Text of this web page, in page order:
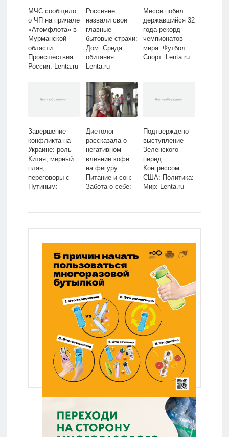
МЧС сообщило
о ЧП на причале
«Атомфлота» в
Мурманской
области:
Происшествия:
Россия: Lenta.ru
Россияне
назвали свои
главные
бытовые страхи:
Дом: Среда
обитания:
Lenta.ru
Месси побил
державшийся 32
года рекорд
чемпионатов
мира: Футбол:
Спорт: Lenta.ru
Завершение
конфликта на
Украине: роль
Китая, мирный
план,
переговоры с
Путиным:
Диетолог
рассказала о
негативном
влиянии кофе
на фигуру:
Питание и сон:
Забота о себе:
Подтверждено
выступление
Зеленского
перед
Конгрессом
США: Политика:
Мир: Lenta.ru